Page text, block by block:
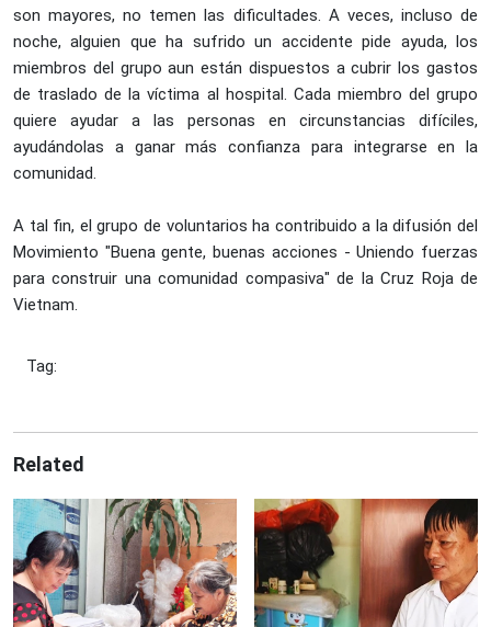
son mayores, no temen las dificultades. A veces, incluso de
noche, alguien que ha sufrido un accidente pide ayuda, los
miembros del grupo aun están dispuestos a cubrir los gastos
de traslado de la víctima al hospital. Cada miembro del grupo
quiere ayudar a las personas en circunstancias difíciles,
ayudándolas a ganar más confianza para integrarse en la
comunidad.
A tal fin, el grupo de voluntarios ha contribuido a la difusión del
Movimiento "Buena gente, buenas acciones - Uniendo fuerzas
para construir una comunidad compasiva" de la Cruz Roja de
Vietnam.
Tag:
Related